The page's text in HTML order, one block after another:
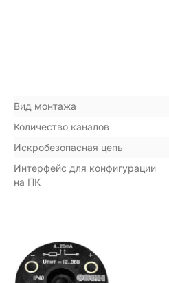
Вид монтажа
Количество каналов
Искробезопасная цепь
Интерфейс для конфигурации
на ПК